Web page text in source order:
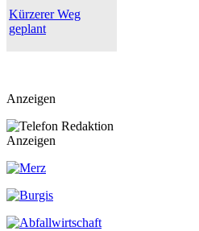
Kürzerer Weg
geplant
Anzeigen
Anzeigen